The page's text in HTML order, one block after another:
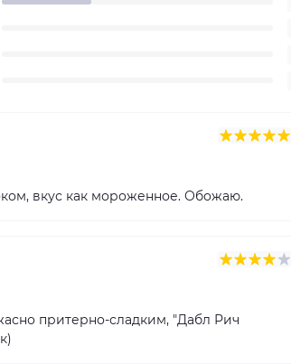
вкус как мороженное. Обожаю.
притерно-сладким, "Дабл Рич